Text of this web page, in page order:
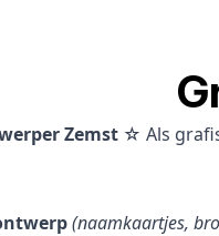
Zemst ☆ Als
(naamkaartjes,